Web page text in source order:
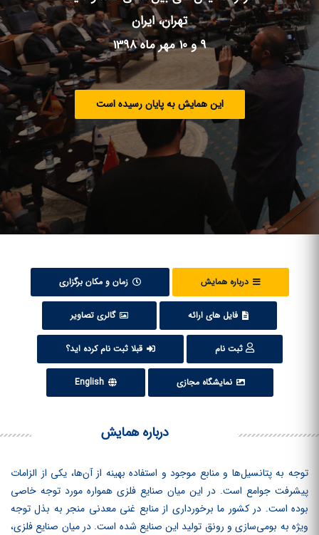
تهران، ایران
9 و 10 مهر ماه 1398
این همایش به پایان رسیده است
درباره همایش زمان و مکان برگزاری
فایل های ارائه گالری تصاویر
ثبت نام قبلا ثبت نام کرده اید؟
نمایشگاه مجازی English
درباره همایش
توجه به پتانسیل‌ها و منابع موجود و استفاده بهینه از آن‌ها، یکی از الزامات
پیشرفت جوامع است. در این میان صنایع فلزی همواره مورد توجه خاصی
بوده است. در کشور ما برخورداری از منابع غنی معدنی منجر به بذل توجه
ویژه به بومی‌سازی و رونق تولید این صنایع شده است. در میان صنایع فلزی،